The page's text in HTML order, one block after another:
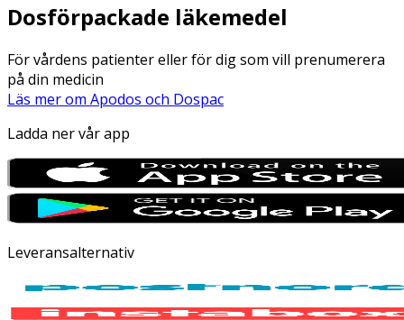
Dosförpackade läkemedel
För vårdens patienter eller för dig som vill prenumerera
på din medicin
Läs mer om Apodos och Dospac
Ladda ner vår app
Leveransalternativ